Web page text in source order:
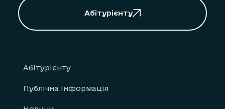
Абітурієнту
Абітурієнту
Публічна інформація